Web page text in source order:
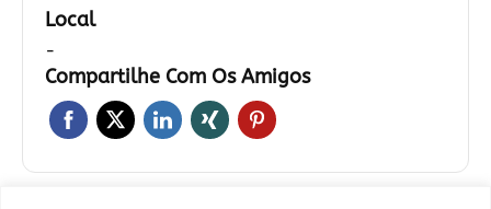
Local
-
Compartilhe Com Os Amigos